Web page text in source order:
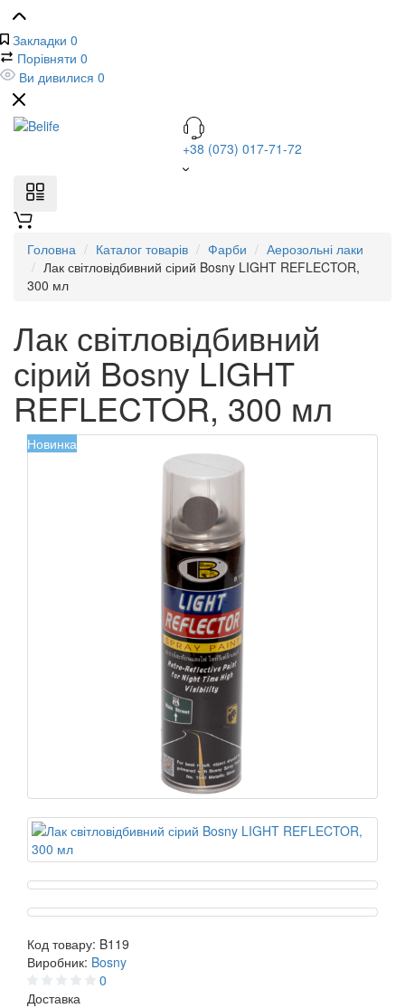
Закладки 0
Порівняти 0
Ви дивилися 0
+38 (073) 017-71-72
Головна Каталог товарів Фарби
Аерозольні лаки
Лак світловідбивний сірий Bosny LIGHT REFLECTOR,
300 мл
Лак світловідбивний
сірий Bosny LIGHT
REFLECTOR, 300 мл
Новинка
Код товару: B119
Виробник: Bosny
0
Доставка